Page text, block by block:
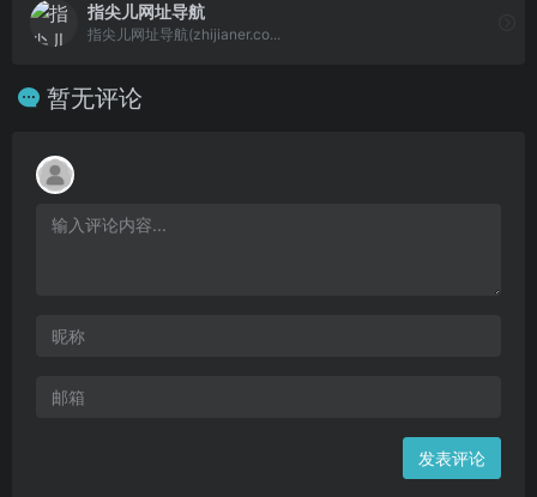
指尖儿网址导航
指尖儿网址导航(zhijianer.co...
暂无评论
发表评论